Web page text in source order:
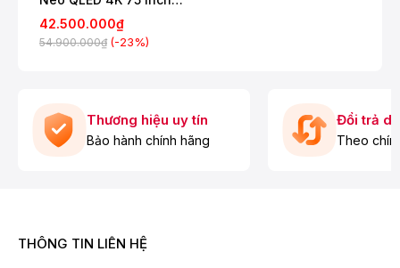
Smart Feature
Multi Device Experience TV to Mobile, Mobile to TV,
Multi-View upto 2 videos
Apple AirPlay Yes
Generative Wallpaper Yes
QA75QN90F
42.500.000₫
54.900.000₫ (-23%)
Thương hiệu uy tín
Bảo hành chính hãng
Đổi trả
Theo
THÔNG TIN LIÊN HỆ